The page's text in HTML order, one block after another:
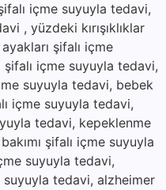
içme suyuyla tedavi,
, yüzdeki kırışıklıklar
şifalı içme
şifalı içme suyuyla tedavi,
suyuyla tedavi, bebek
içme suyuyla tedavi,
tedavi, kepeklenme
şifalı içme suyuyla
suyuyla tedavi,
suyuyla tedavi, alzheimer